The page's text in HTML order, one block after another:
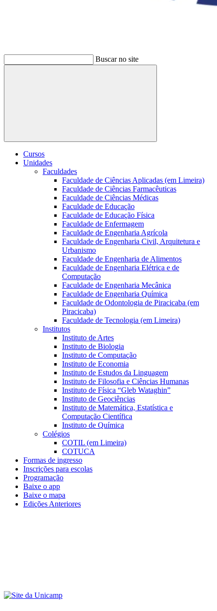
Buscar no site
Buscar
Cursos
Unidades
Faculdades
Faculdade de Ciências Aplicadas (em Limeira)
Faculdade de Ciências Farmacêuticas
Faculdade de Ciências Médicas
Faculdade de Educação
Faculdade de Educação Física
Faculdade de Enfermagem
Faculdade de Engenharia Agrícola
Faculdade de Engenharia Civil, Arquitetura e
Urbanismo
Faculdade de Engenharia de Alimentos
Faculdade de Engenharia Elétrica e de
Computação
Faculdade de Engenharia Mecânica
Faculdade de Engenharia Química
Faculdade de Odontologia de Piracicaba (em
Piracicaba)
Faculdade de Tecnologia (em Limeira)
Institutos
Instituto de Artes
Instituto de Biologia
Instituto de Computação
Instituto de Economia
Instituto de Estudos da Linguagem
Instituto de Filosofia e Ciências Humanas
Instituto de Física “Gleb Wataghin”
Instituto de Geociências
Instituto de Matemática, Estatística e
Computação Científica
Instituto de Química
Colégios
COTIL (em Limeira)
COTUCA
Formas de ingresso
Inscrições para escolas
Programação
Baixe o app
Baixe o mapa
Edições Anteriores